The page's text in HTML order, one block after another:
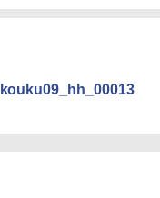
ざましテレビで紹介》
幅200 2-3人用 43
ロック搭載 携帯収納袋
シ対策 自治体・教育機
ャンプ・アウトドア・